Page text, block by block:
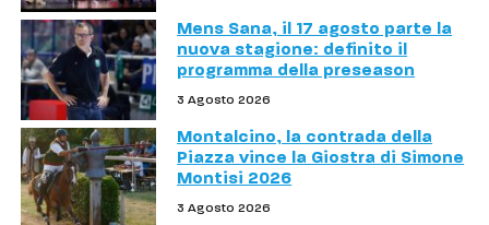
Mens Sana, il 17 agosto parte la
nuova stagione: definito il
programma della preseason
3 Agosto 2026
Montalcino, la contrada della
Piazza vince la Giostra di Simone
Montisi 2026
3 Agosto 2026